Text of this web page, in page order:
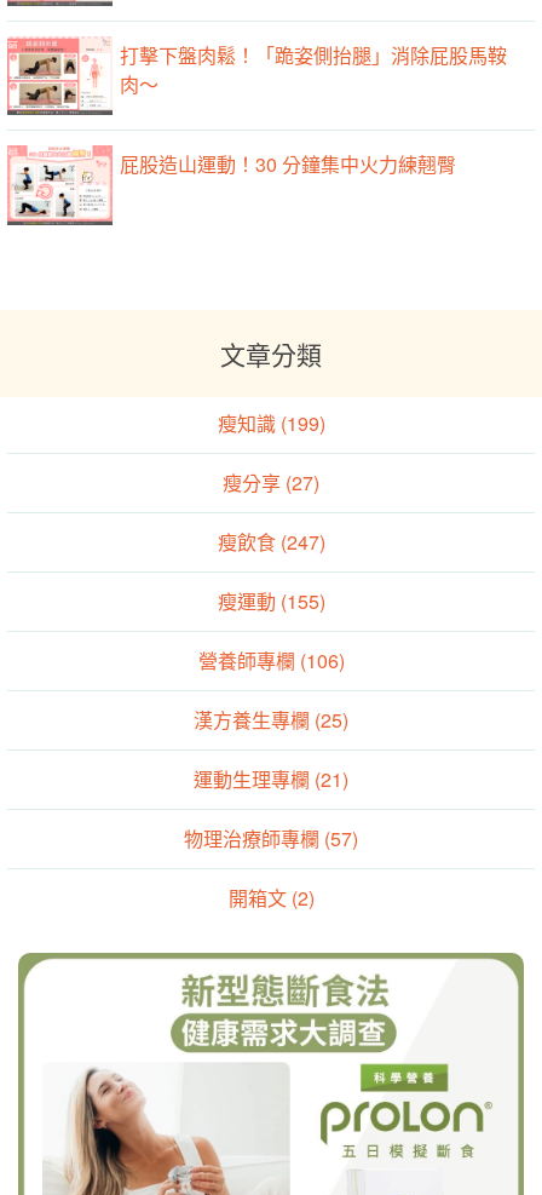
打擊下盤肉鬆！「跪姿側抬腿」消除屁股馬鞍
肉～
屁股造山運動！30 分鐘集中火力練翹臀
文章分類
瘦知識 (199)
瘦分享 (27)
瘦飲食 (247)
瘦運動 (155)
營養師專欄 (106)
漢方養生專欄 (25)
運動生理專欄 (21)
物理治療師專欄 (57)
開箱文 (2)